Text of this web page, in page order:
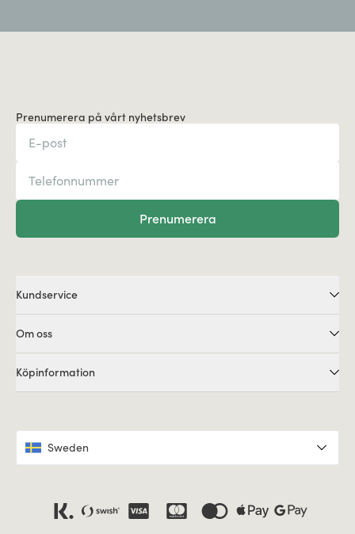
Prenumerera på vårt nyhetsbrev
Prenumerera
Kundservice
Om oss
Köpinformation
Sweden